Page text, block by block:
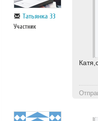
Татьянка 33
Участник